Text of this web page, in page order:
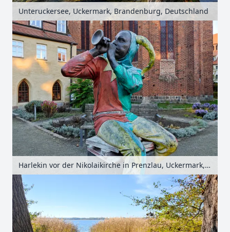
Unteruckersee, Uckermark, Brandenburg, Deutschland
Harlekin vor der Nikolaikirche in Prenzlau, Uckermark, Brandenburg, Deutschland